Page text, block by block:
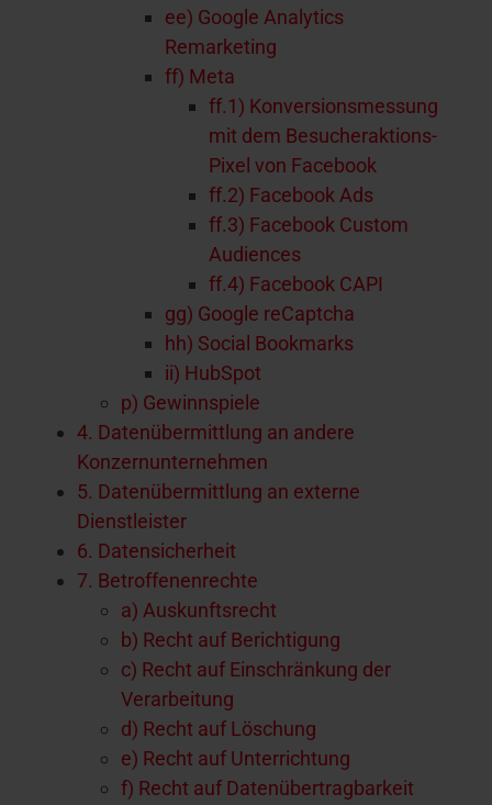
ee) Google Analytics
Remarketing
ff) Meta
ff.1) Konversionsmessung
mit dem Besucheraktions-
Pixel von Facebook
ff.2) Facebook Ads
ff.3) Facebook Custom
Audiences
ff.4) Facebook CAPI
gg) Google reCaptcha
hh) Social Bookmarks
ii) HubSpot
p) Gewinnspiele
4. Datenübermittlung an andere
Konzernunternehmen
5. Datenübermittlung an externe
Dienstleister
6. Datensicherheit
7. Betroffenenrechte
a) Auskunftsrecht
b) Recht auf Berichtigung
c) Recht auf Einschränkung der
Verarbeitung
d) Recht auf Löschung
e) Recht auf Unterrichtung
f) Recht auf Datenübertragbarkeit